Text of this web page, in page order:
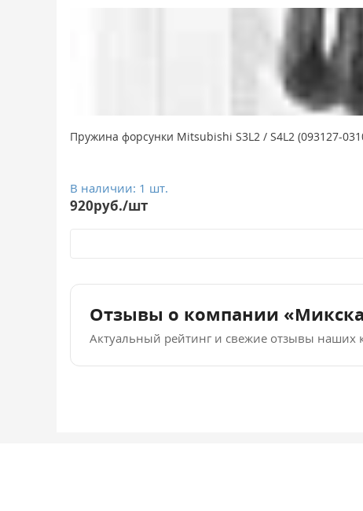
Пружина форсунки Mitsubishi S3L2 / S4L2 (093127-
В наличии: 1 шт.
920руб./шт
Отзывы о компании
Актуальный рейтинг и свежие отзывы наших